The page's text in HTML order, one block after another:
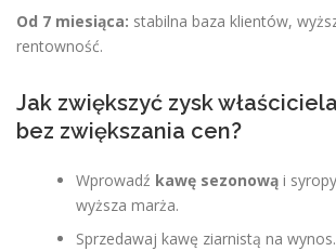
Od 7 miesiąca: stabilna baza klientów,
rentowność.
Jak zwiększyć zysk
bez zwiększania cen?
Wprowadź kawę sezonową i
wyższa marża.
Sprzedawaj kawę ziarnistą na wynos.